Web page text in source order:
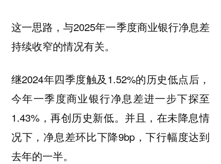
这一思路，与2025年一季度商业银行净息差
持续收窄的情况有关。
继2024年四季度触及1.52%的历史低点后，
今年一季度商业银行净息差进一步下探至
1.43%，再创历史新低。并且，在未降息情
况下，净息差环比下降9bp，下行幅度达到
去年的一半。